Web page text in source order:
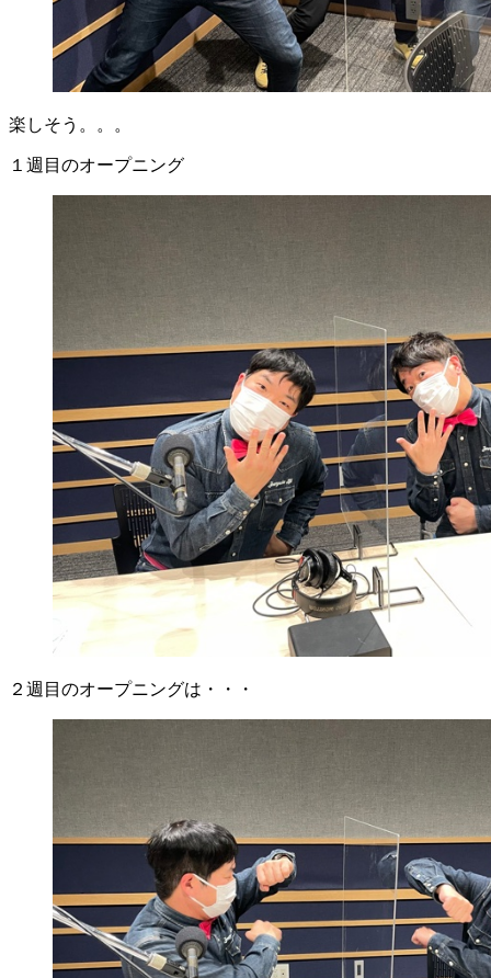
楽しそう。。。
１週目のオープニング
２週目のオープニングは・・・